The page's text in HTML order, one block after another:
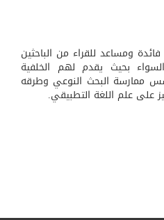
ومساعد للقراء من الباحثين
بحيث يقدم لهم الخلفية
ممارسة البحث النوعي وطرقه
على علم اللغة التطبيقي.